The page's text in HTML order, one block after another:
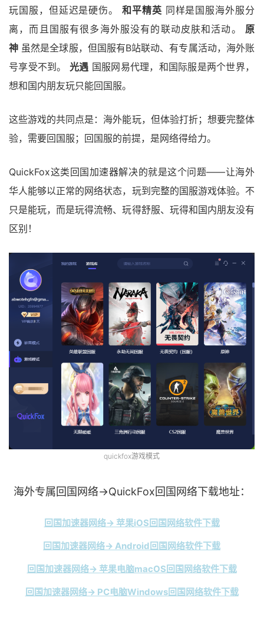
玩国服，但延迟是硬伤。和平精英 同样是国服海外服分
离，而且国服有很多海外服没有的联动皮肤和活动。 原
神 虽然是全球服，但国服有B站联动、有专属活动，海外账
号享受不到。 光遇 国服网易代理，和国际服是两个世界，
想和国内朋友玩只能回国服。
这些游戏的共同点是：海外能玩，但体验打折；想要完整体
验，需要回国服；回国服的前提，是网络得给力。
QuickFox这类回国加速器解决的就是这个问题——让海外
华人能够以正常的网络状态，玩到完整的国服游戏体验。不
只是能玩，而是玩得流畅、玩得舒服、玩得和国内朋友没有
区别！
quickfox游戏模式
海外专属回国网络→QuickFox回国网络下载地址：
回国加速器网络→ 苹果iOS回国网络软件下载
回国加速器网络→ Android回国网络软件下载
回国加速器网络→ 苹果电脑macOS回国网络软件下载
回国加速器网络→ PC电脑Windows回国网络软件下载